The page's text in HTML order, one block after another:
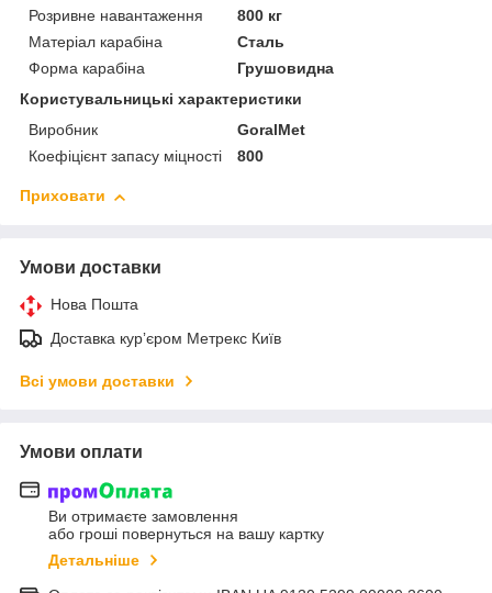
Розривне навантаження
800 кг
Матеріал карабіна
Сталь
Форма карабіна
Грушовидна
Користувальницькі характеристики
Виробник
GoralMet
Коефіцієнт запасу міцності
800
Приховати
Умови доставки
Нова Пошта
Доставка курʼєром Метрекс Київ
Всі умови доставки
Умови оплати
Ви отримаєте замовлення
або гроші повернуться на вашу картку
Детальніше